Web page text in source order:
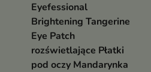
Eyefessional
Brightening Tangerine
Eye Patch
rozświetlające Płatki
pod oczy Mandarynka